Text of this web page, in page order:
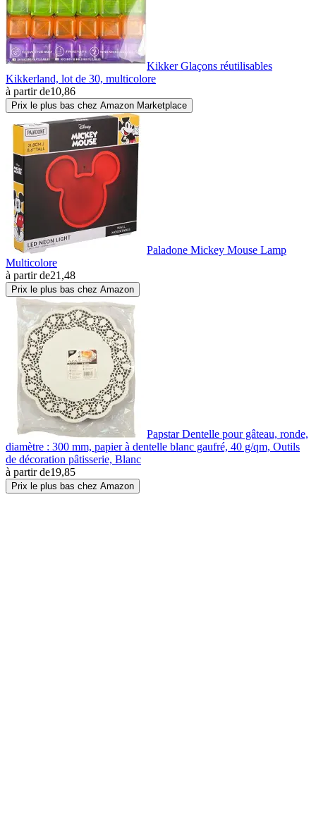
Kikker Glaçons réutilisables
Kikkerland, lot de 30, multicolore
à partir de10,86
Prix le plus bas chez Amazon Marketplace
Paladone Mickey Mouse Lamp
Multicolore
à partir de21,48
Prix le plus bas chez Amazon
Papstar Dentelle pour gâteau, ronde,
diamètre : 300 mm, papier à dentelle blanc gaufré, 40 g/qm, Outils
de décoration pâtisserie, Blanc
à partir de19,85
Prix le plus bas chez Amazon